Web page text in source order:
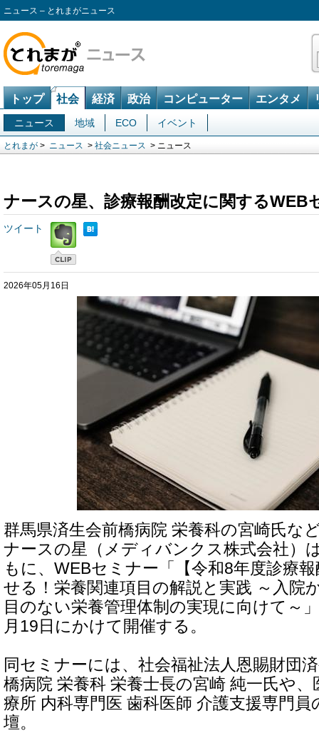
ニュース – とれまがニュース
トップ 社会 経済 政治 コンピューター エンタメ
ニュース 地域 ECO イベント
とれまが > ニュース > 社会ニュース > ニュース
ナースの星、診療報酬改定に関するWEB
ツイート
2026年05月16日
群馬県済生会前橋病院 栄養科の宮崎氏な
ナースの星（メディバンクス株式会社）
もに、WEBセミナー「【令和8年度診療
せる！栄養関連項目の解説と実践 ～入院
目のない栄養管理体制の実現に向けて～
月19日にかけて開催する。
同セミナーには、社会福祉法人恩賜財団
橋病院 栄養科 栄養士長の宮崎 純一氏や
療所 内科専門医 歯科医師 介護支援専門員
壇。